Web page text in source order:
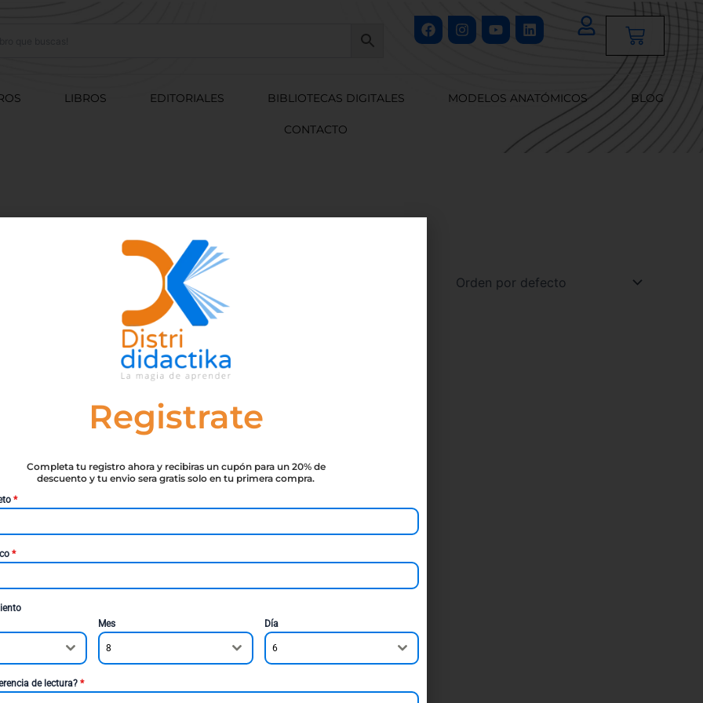
FacebookInstagram
YoutubeLinkedin
Cart
LIBROS EDITORIALES BIBLIOTECAS DIGITALES MODELOS ANATÓMICOS BLOG
CONTACTO
Registrate
Completa tu registro ahora y recibiras un cupón para un 20% de
descuento y tu envio sera gratis solo en tu primera compra.
*
*
Mes
8
Día
6
de lectura? *